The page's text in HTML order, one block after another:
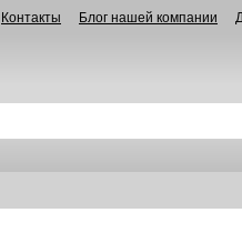
Контакты Блог нашей компании